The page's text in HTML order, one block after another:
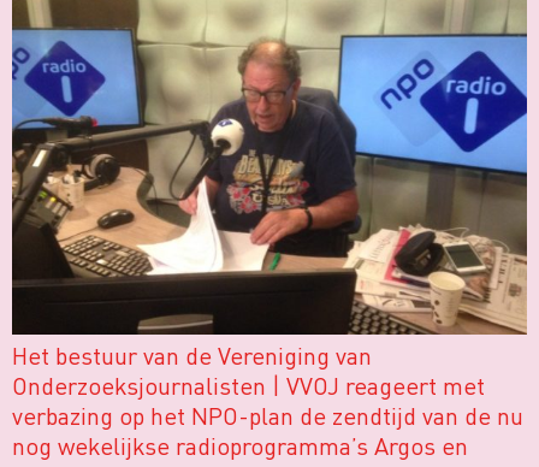
Het bestuur van de Vereniging van
Onderzoeksjournalisten | VVOJ reageert met
verbazing op het NPO-plan de zendtijd van de nu
nog wekelijkse radioprogramma’s Argos en